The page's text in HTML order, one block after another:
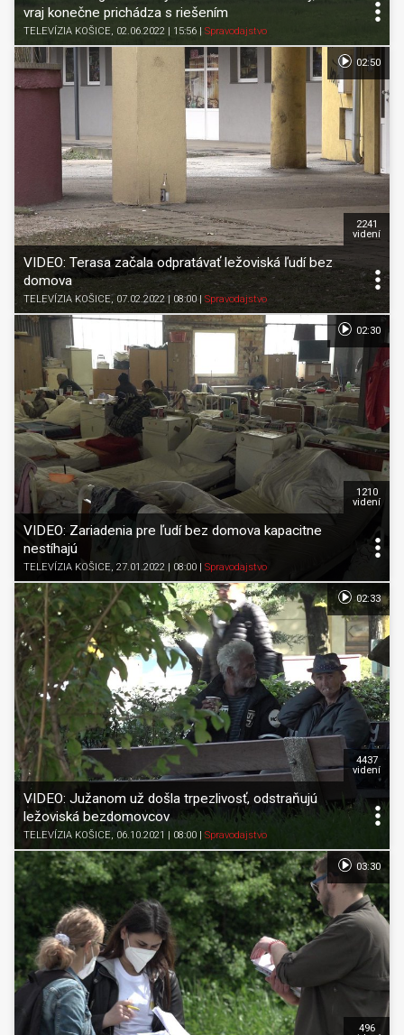
vraj konečne prichádza s riešením
TELEVÍZIA KOŠICE, 02.06.2022 | 15:56 Spravodajstvo
VIDEO: Terasa začala odpratávať ležoviská ľudí bez
domova
TELEVÍZIA KOŠICE, 07.02.2022 | 08:00| Spravodajstvo
2241
videní
02:50
VIDEO: Zariadenia pre ľudí bez domova kapacitne
nestíhajú
TELEVÍZIA KOŠICE, 27.01.2022 | 08:00 Spravodajstvo
1210
videní
02:30
VIDEO: Južanom už došla trpezlivosť, odstraňujú
ležoviská bezdomovcov
TELEVÍZIA KOŠICE, 06.10.2021 | 08:00 Spravodajstvo
4437
videní
02:33
496
03:30